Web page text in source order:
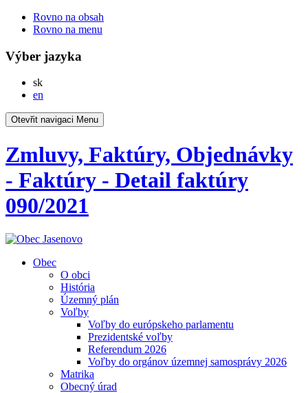
Rovno na obsah
Rovno na menu
Výber jazyka
skSlovensky
en
Otevřit navigaci Menu
Zmluvy, Faktúry, Objednávky
- Faktúry - Detail faktúry
090/2021
Obec
O obci
História
Územný plán
Voľby
Voľby do európskeho parlamentu
Prezidentské voľby
Referendum 2026
Voľby do orgánov územnej samosprávy 2026
Matrika
Obecný úrad